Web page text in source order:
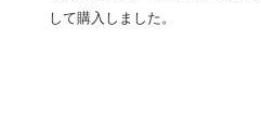
して購入しました。